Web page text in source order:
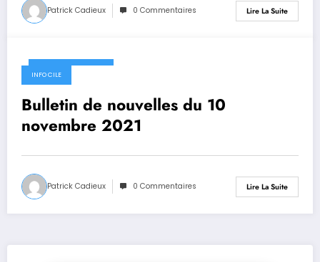
Patrick Cadieux 0 Commentaires Lire La Suite
10 novembre 2021
INFO CILE
Bulletin de nouvelles du 10
novembre 2021
Patrick Cadieux 0 Commentaires Lire La Suite